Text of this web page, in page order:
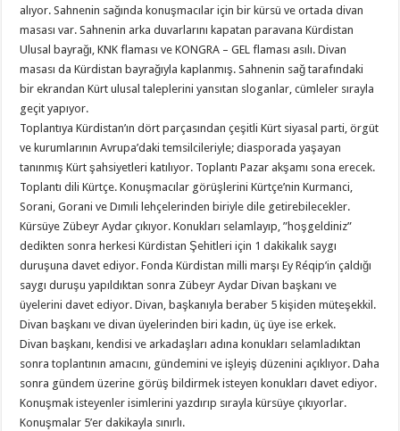
alıyor. Sahnenin sağında konuşmacılar için bir kürsü ve ortada divan
masası var. Sahnenin arka duvarlarını kapatan paravana Kürdistan
Ulusal bayrağı, KNK flaması ve KONGRA – GEL flaması asılı. Divan
masası da Kürdistan bayrağıyla kaplanmış. Sahnenin sağ tarafındaki
bir ekrandan Kürt ulusal taleplerini yansıtan sloganlar, cümleler sırayla
geçit yapıyor.
Toplantıya Kürdistan’ın dört parçasından çeşitli Kürt siyasal parti, örgüt
ve kurumlarının Avrupa’daki temsilcileriyle; diasporada yaşayan
tanınmış Kürt şahsiyetleri katılıyor. Toplantı Pazar akşamı sona erecek.
Toplantı dili Kürtçe. Konuşmacılar görüşlerini Kürtçe’nin Kurmanci,
Sorani, Gorani ve Dımıli lehçelerinden biriyle dile getirebilecekler.
Kürsüye Zübeyr Aydar çıkıyor. Konukları selamlayıp, ”hoşgeldiniz”
dedikten sonra herkesi Kürdistan Şehitleri için 1 dakikalık saygı
duruşuna davet ediyor. Fonda Kürdistan milli marşı Ey Réqip’in çaldığı
saygı duruşu yapıldıktan sonra Zübeyr Aydar Divan başkanı ve
üyelerini davet ediyor. Divan, başkanıyla beraber 5 kişiden müteşekkil.
Divan başkanı ve divan üyelerinden biri kadın, üç üye ise erkek.
Divan başkanı, kendisi ve arkadaşları adına konukları selamladıktan
sonra toplantının amacını, gündemini ve işleyiş düzenini açıklıyor. Daha
sonra gündem üzerine görüş bildirmek isteyen konukları davet ediyor.
Konuşmak isteyenler isimlerini yazdırıp sırayla kürsüye çıkıyorlar.
Konuşmalar 5’er dakikayla sınırlı.